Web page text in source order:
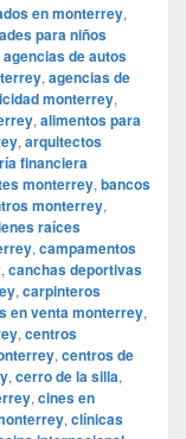
en monterrey,
para niños
agencias de autos
, agencias de
monterrey,
, alimentos para
, arquitectos
financiera
monterrey, bancos
monterrey,
raíces
, campamentos
, canchas deportivas
, carpinteros
en venta monterrey,
, centros
, centros de
, cerro de la silla,
, cines en
, clínicas